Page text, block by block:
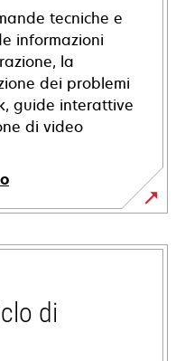
tecniche e
informazioni
la
dei problemi
guide interattive
di video
di